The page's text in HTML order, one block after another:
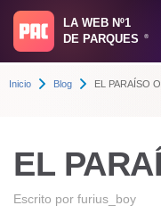
LA WEB Nº1
DE PARQUES
®
Inicio Blog EL PARAÍSO
EL
Escrito por furius_boy